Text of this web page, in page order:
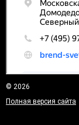
© 2026
Полная версия сайта